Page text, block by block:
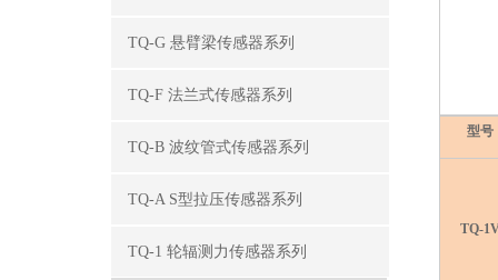
TQ-G 悬臂梁传感器系列
TQ-F 法兰式传感器系列
TQ-B 波纹管式传感器系列
TQ-A S型拉压传感器系列
TQ-1 轮辐测力传感器系列
型号
TQ-